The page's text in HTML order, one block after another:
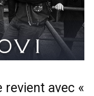
revient avec «